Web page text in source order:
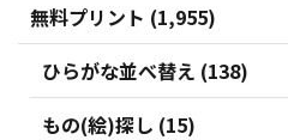
無料プリント (1,955)
ひらがな並べ替え (138)
もの(絵)探し (15)